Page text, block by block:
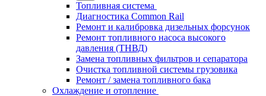
Топливная система
Диагностика Common Rail
Ремонт и калибровка дизельных форсунок
Ремонт топливного насоса высокого
давления (ТНВД)
Замена топливных фильтров и сепаратора
Очистка топливной системы грузовика
Ремонт / замена топливного бака
Охлаждение и отопление